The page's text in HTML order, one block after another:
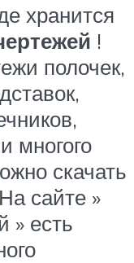
хранится
!
полочек,
многого
скачать
сайте »
» есть